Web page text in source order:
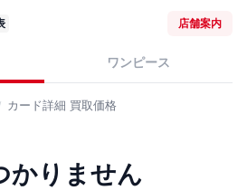
店舗案内
ワンピース
カード詳細 買取価格
かりません